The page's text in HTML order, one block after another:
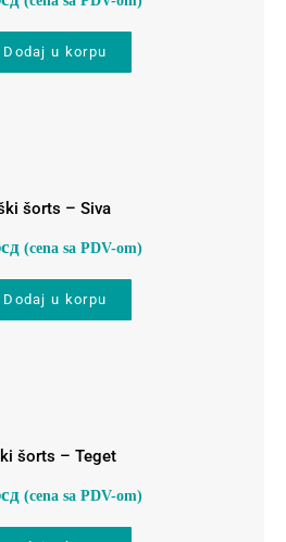
Dodaj u korpu
šorts – Siva
(cena sa PDV-om)
Dodaj u korpu
šorts – Teget
(cena sa PDV-om)